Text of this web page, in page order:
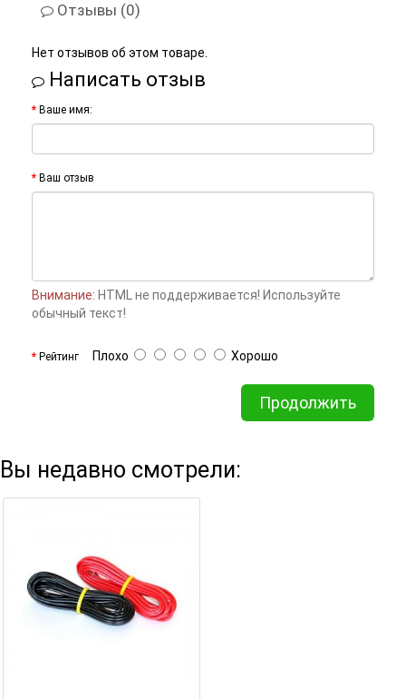
Отзывы (0)
Нет отзывов об этом товаре.
Написать отзыв
Ваше имя:
Ваш отзыв
Внимание: HTML не поддерживается! Используйте
обычный текст!
Рейтинг Плохо Хорошо
Продолжить
Вы недавно смотрели: